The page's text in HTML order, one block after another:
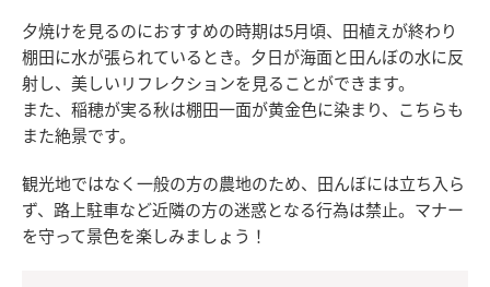
夕焼けを見るのにおすすめの時期は5月頃、田植えが終わり
棚田に水が張られているとき。夕日が海面と田んぼの水に反
射し、美しいリフレクションを見ることができます。
また、稲穂が実る秋は棚田一面が黄金色に染まり、こちらも
また絶景です。
観光地ではなく一般の方の農地のため、田んぼには立ち入ら
ず、路上駐車など近隣の方の迷惑となる行為は禁止。マナー
を守って景色を楽しみましょう！